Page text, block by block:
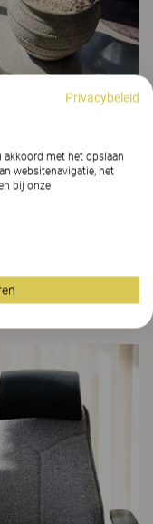
Privacybeleid
akkoord met het opslaan
websitenavigatie, het
bij onze